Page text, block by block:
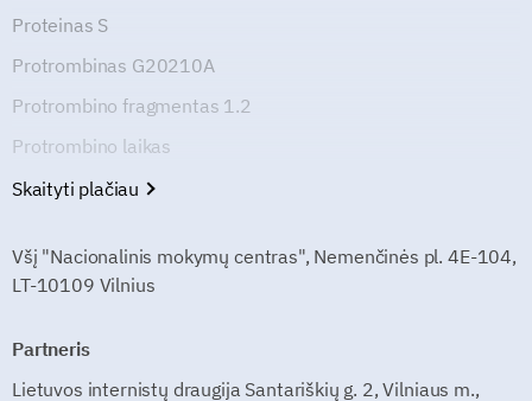
Proteinas S
Protrombinas G20210A
Protrombino fragmentas 1.2
Protrombino laikas
Skaityti plačiau
Všį "Nacionalinis mokymų centras", Nemenčinės pl. 4E-104,
LT-10109 Vilnius
Partneris
Lietuvos internistų draugija Santariškių g. 2, Vilniaus m.,